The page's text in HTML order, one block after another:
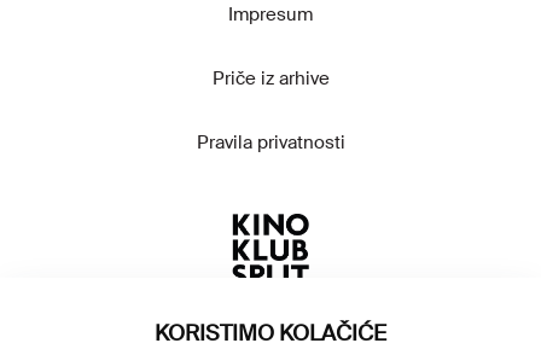
Impresum
Priče iz arhive
Pravila privatnosti
KORISTIMO KOLAČIĆE